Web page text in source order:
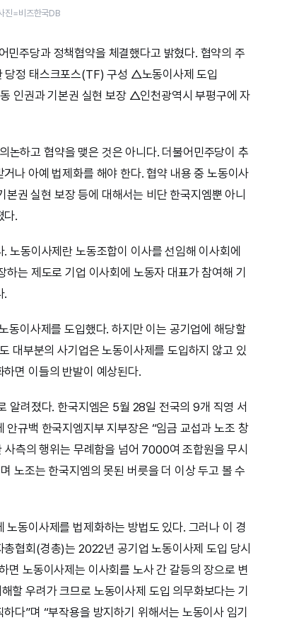
진=비즈한국DB
주당과 정책협약을 체결했다고 밝혔다. 협약의 주
정 태스크포스(TF) 구성 △노동이사제 도입
인권과 기본권 실현 보장 △인천광역시 부평구에 자
논하고 협약을 맺은 것은 아니다. 더불어민주당이 추
나 아예 법제화를 해야 한다. 협약 내용 중 노동이사
권 실현 보장 등에 대해서는 비단 한국지엠뿐 아니
다.
노동이사제란 노동조합이 이사를 선임해 이사회에
는 제도로 기업 이사회에 노동자 대표가 참여해 기
.
동이사제를 도입했다. 하지만 이는 공기업에 해당할
대부분의 사기업은 노동이사제를 도입하지 않고 있
면 이들의 반발이 예상된다.
알려졌다. 한국지엠은 5월 28일 전국의 9개 직영 서
규백 한국지엠지부 지부장은 “임금 교섭과 노조 창
측의 행위는 무례함을 넘어 7000여 조합원을 무시
노조는 한국지엠의 못된 버릇을 더 이상 두고 볼 수
동이사제를 법제화하는 방법도 있다. 그러나 이 경
협회(경총)는 2022년 공기업 노동이사제 도입 당시
면 노동이사제는 이사회를 노사 간 갈등의 장으로 변
할 우려가 크므로 노동이사제 도입 의무화보다는 기
다”며 “부작용을 방지하기 위해서는 노동이사 임기